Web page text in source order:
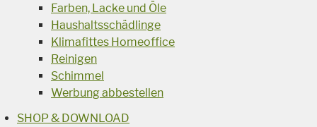
Farben, Lacke und Öle
Haushaltsschädlinge
Klimafittes Homeoffice
Reinigen
Schimmel
Werbung abbestellen
SHOP & DOWNLOAD